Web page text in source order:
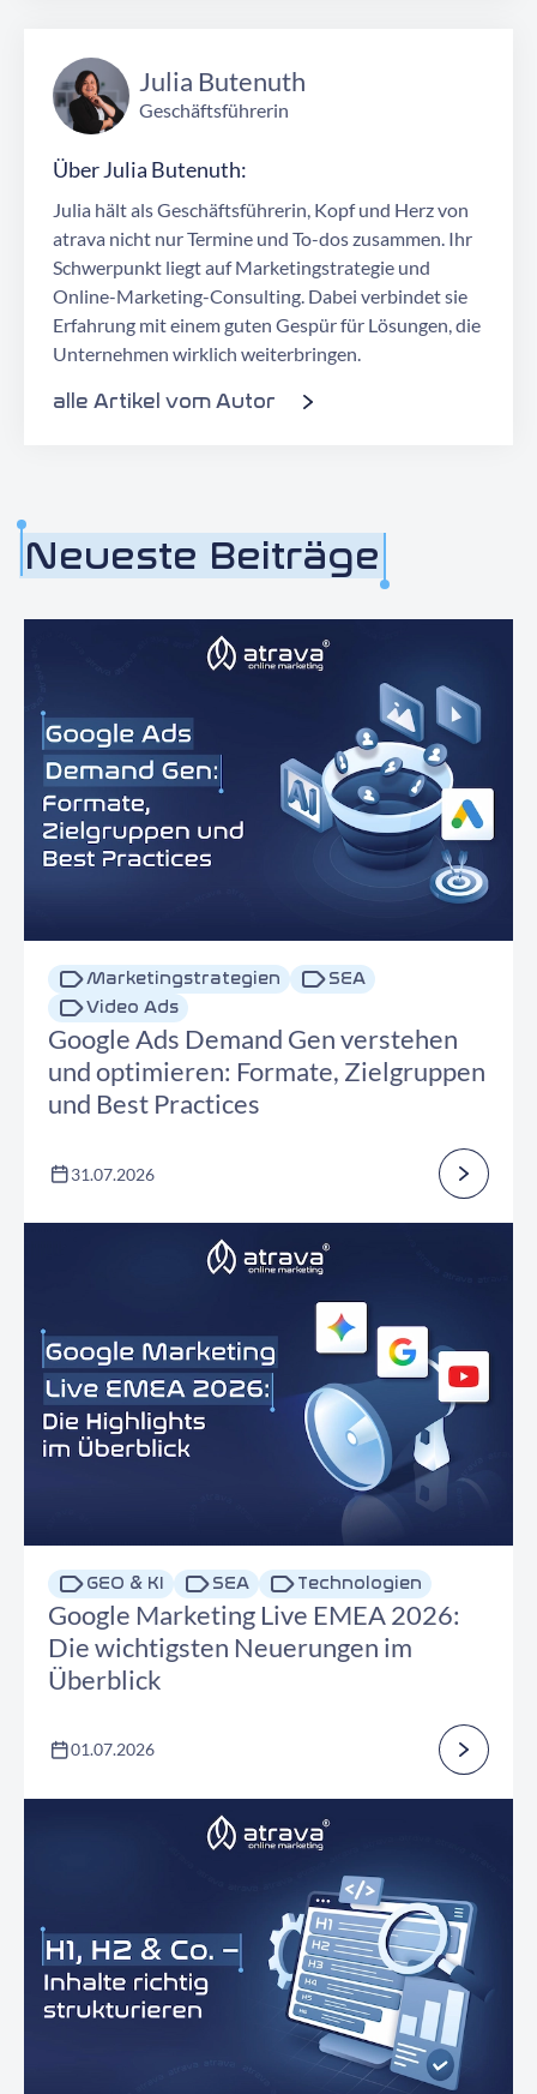
Julia Butenuth
Geschäftsführerin
Über Julia Butenuth:
Julia hält als Geschäftsführerin, Kopf und Herz von
atrava nicht nur Termine und To-dos zusammen. Ihr
Schwerpunkt liegt auf Marketingstrategie und
Online-Marketing-Consulting. Dabei verbindet sie
Erfahrung mit einem guten Gespür für Lösungen, die
Unternehmen wirklich weiterbringen.
alle Artikel vom Autor
Neueste Beiträge
Marketingstrategien
SEA
Video Ads
Google Ads Demand Gen verstehen
und optimieren: Formate, Zielgruppen
und Best Practices
31.07.2026
GEO & KI SEA Technologien
Google Marketing Live EMEA 2026:
Die wichtigsten Neuerungen im
Überblick
01.07.2026